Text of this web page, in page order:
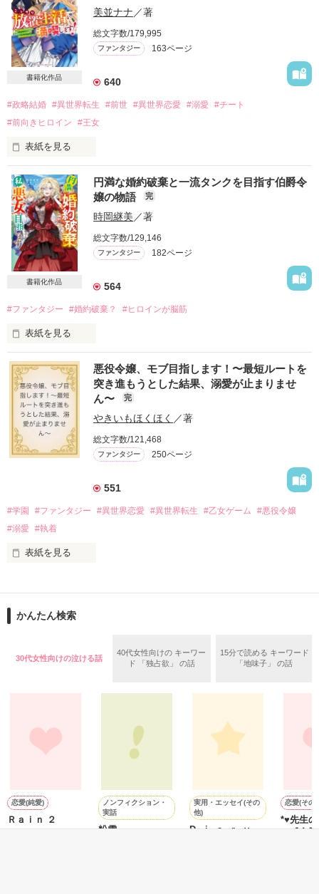
書籍化作品
美並ナナ ／著
総文字数/179,995
ファンタジー 163ページ
640
#政略結婚 #異世界転生 #前世 #異世界恋愛 #溺愛 #チート
#前向きヒロイン
#王女
表紙を見る
★2024年12月に
ベリーズファンタジースイートにて
Web版から改題＆改稿して書籍化！
書籍では番外編や特典SSが読めます★
—————————
リズベルト王国の王女アリシアは、
敗戦に伴い長年の敵対国である隣国との同盟のため
本来なら隣国へ行くのもその時で良いのだが、
つまりは正式な婚姻までの人質だ。
しかも王太子には寵愛を与える側妃がすでにいて
愛される見込みもないという。
しかし自国で冷遇されていたアリシアは、
むしろ今よりマシになるくらいだと思い、
なんの感慨もなく隣国へ人質として旅立った。
ロイドはアリシアの監視役のようでーー？
前向きに人質生活を楽しんでいたら
れば幸いです。
※前半〜中盤頃まで恋愛要素低めです。どちらかというとヒロ
インの活躍がメインに進みます。また全年齢向けのためRシー
書籍化作品
円満な婚約破棄と一流タンクを目指す伯爵令
嬢の物語
完
時岡継美 ／著
総文字数/129,146
ファンタジー 182ページ
564
#ファンタジー #婚約破棄？ #ヒロインが脳筋
表紙を見る
第３回ベリーズカフェファンタジー小説大賞受賞作
※こちらはWEB版となりますので書籍とは一部内容が異なり
ます
幼馴染であるレイナード王太子殿下の婚約者、ステーシア・
ビルハイム伯爵令嬢は、生来の「おてんば」を押し殺してお妃
教育に励んでいた。
しかし、海の向こうからやって来た留学生と日に日に親密に
おうと決心するのだが――！？
脳筋ヒロインが斜め上に突っ走るラブコメファンタジーで
す。
永遠様／ひまわり様
悪役令嬢、モブ目指します！〜最短ルートを
突き進もうとした結果、溺愛が止まりませ
ん〜
完
やきいもほくほく ／著
総文字数/121,468
ファンタジー 250ページ
551
#学園 #ファンタジー #異世界恋愛 #異世界転生 #乙女ゲーム
#悪役令嬢
#溺愛 #執着
表紙を見る
『悪役令嬢が幸せへの最短ルートを突き進もうとした結果、王
電子書籍が発売中
そんなよくある乙女ゲームのよくある悪役令嬢に転生したアラ
サー社畜は考えた。
(金持ちに嫁いで優雅に暮らす……それが一番幸せだと思いませ
(最短ルートで突き進むのみ……！！)
そう思っているのに、何かがおかしい。
ぶりっ子巨乳侍女と可愛く育つ筈の攻略対象者の弟に溺愛され
かんたん検索
30代女性向けの泣ける話
40代女性向けの キーワー
ド 「独占欲」 の話
15分で読める キーワード
「地味子」 の話
恋愛(純愛)
Ｒａｉｎ ２
ノンフィクション・
実話
粉雪
実用・エッセイ(その
他)
D i a r y
恋愛(その
*♥先生